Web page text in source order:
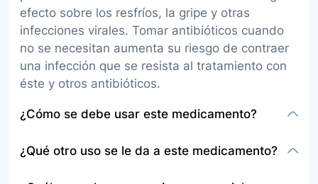
efecto sobre los resfríos, la gripe y otras
infecciones virales. Tomar antibióticos cuando
no se necesitan aumenta su riesgo de contraer
una infección que se resista al tratamiento con
éste y otros antibióticos.
¿Cómo se debe usar este medicamento?
preparar una suspensión inyectable, que se
¿Qué otro uso se le da a este medicamento?